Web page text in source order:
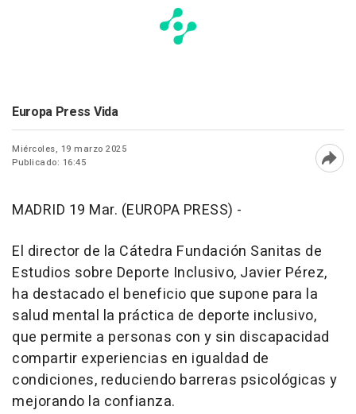
Europa Press Vida
Miércoles, 19 marzo 2025
Publicado: 16:45
MADRID 19 Mar. (EUROPA PRESS) -
El director de la Cátedra Fundación Sanitas de
Estudios sobre Deporte Inclusivo, Javier Pérez,
ha destacado el beneficio que supone para la
salud mental la práctica de deporte inclusivo,
que permite a personas con y sin discapacidad
compartir experiencias en igualdad de
condiciones, reduciendo barreras psicológicas y
mejorando la confianza.